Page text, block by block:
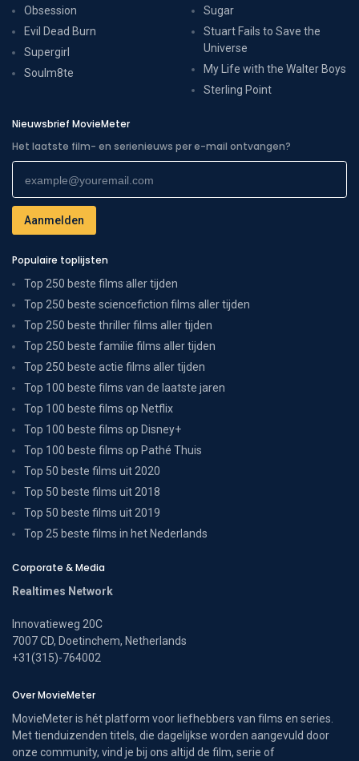
Obsession
Evil Dead Burn
Supergirl
Soulm8te
Sugar
Stuart Fails to Save the
Universe
My Life with the Walter Boys
Sterling Point
Nieuwsbrief MovieMeter
Het laatste film- en serienieuws per e-mail ontvangen?
Populaire toplijsten
Top 250 beste films aller tijden
Top 250 beste sciencefiction films aller tijden
Top 250 beste thriller films aller tijden
Top 250 beste familie films aller tijden
Top 250 beste actie films aller tijden
Top 100 beste films van de laatste jaren
Top 100 beste films op Netflix
Top 100 beste films op Disney+
Top 100 beste films op Pathé Thuis
Top 50 beste films uit 2020
Top 50 beste films uit 2018
Top 50 beste films uit 2019
Top 25 beste films in het Nederlands
Corporate & Media
Realtimes Network
Innovatieweg 20C
7007 CD, Doetinchem, Netherlands
+31(315)-764002
Over MovieMeter
MovieMeter is hét platform voor liefhebbers van films en series.
Met tienduizenden titels, die dagelijkse worden aangevuld door
onze community, vind je bij ons altijd de film, serie of